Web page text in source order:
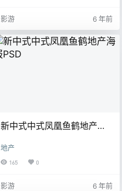
影游 6 年前
新中式中式凤凰鱼鹤地产海
地产
165 0
影游 6 年前